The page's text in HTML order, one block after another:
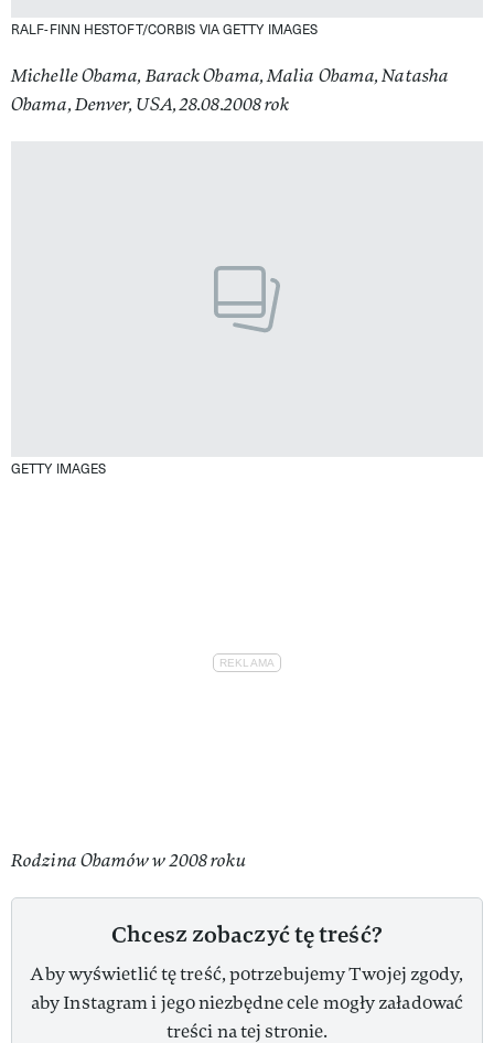
RALF-FINN HESTOFT/CORBIS VIA GETTY IMAGES
Michelle Obama, Barack Obama, Malia Obama, Natasha
Obama, Denver, USA, 28.08.2008 rok
GETTY IMAGES
Rodzina Obamów w 2008 roku
Chcesz zobaczyć tę treść?
Aby wyświetlić tę treść, potrzebujemy Twojej zgody,
aby Instagram i jego niezbędne cele mogły załadować
treści na tej stronie.